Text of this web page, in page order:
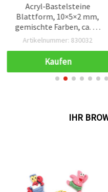
Acryl‑Bastelsteine
Blattform, 10×5×2 mm,
gemischte Farben, ca. 24
St. im Kästchen
Artikelnummer: 830032
Kaufen
IHR